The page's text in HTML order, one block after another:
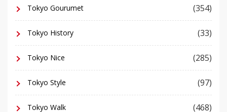
Tokyo Gourumet (354)
Tokyo History (33)
Tokyo Nice (285)
Tokyo Style (97)
Tokyo Walk (468)